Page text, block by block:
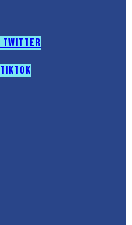
Twitter
Tiktok